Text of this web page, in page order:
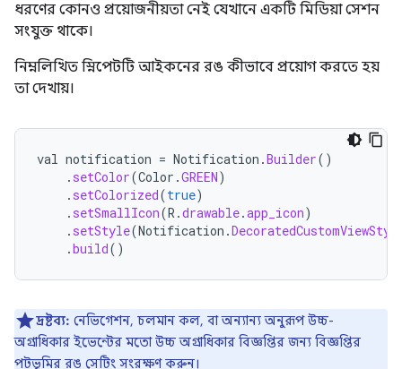
ধরণের কোনও প্রয়োজনীয়তা নেই যেখানে একটি মিডিয়া সেশন
সংযুক্ত থাকে।
নিম্নলিখিত স্নিপেটটি আইকনের রঙ কীভাবে প্রয়োগ করতে হয়
তা দেখায়।
val notification = Notification .Builder()
. setColor(Color .GREEN)
. setColorized(true)
. setSmallIcon(R .drawable.app_icon)
. setStyle(Notification .
.build()
দ্রষ্টব্য: নেভিগেশন, চলমান কল, বা অন্যান্য অনুরূপ উচ্চ-
অগ্রাধিকার ইভেন্টের মতো উচ্চ অগ্রাধিকার বিজ্ঞপ্তির জন্য বিজ্ঞপ্তির
পটভূমির রঙ সেটিং সংরক্ষণ করুন।